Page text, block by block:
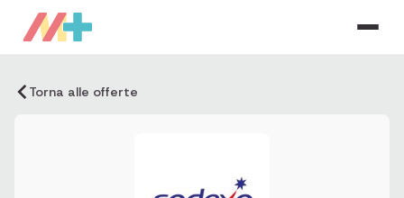
Torna alle offerte